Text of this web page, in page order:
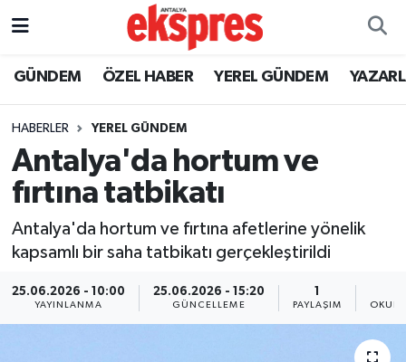
GÜNDEM ÖZEL HABER YEREL GÜNDEM
HABERLER YEREL GÜNDEM
Antalya'da hortum ve
fırtına tatbikatı
Antalya'da hortum ve fırtına afetlerine yönelik
kapsamlı bir saha tatbikatı gerçekleştirildi
25.06.2026 - 10:00
YAYINLANMA
25.06.2026 - 15:20
GÜNCELLEME
1
PAYLAŞIM
ÖZEL HABER
YEREL GÜNDEM
EKONOMİ
KÜLTÜR - SANAT
SPOR
Nöbetçi Eczaneler
Trafik Durumu
Süper Lig Puan Durumu ve Fikstür
Tüm Manşetler
Son Dakika Haberleri